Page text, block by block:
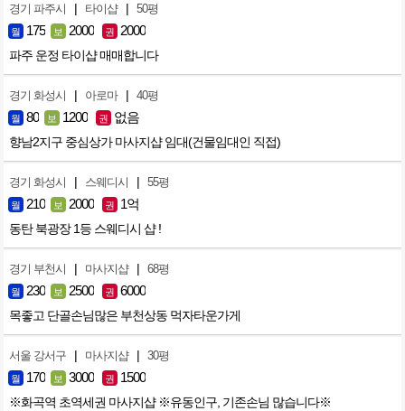
경기 파주시 | 타이샵 | 50평
월 175 보 2000 권 2000
파주 운정 타이샵 매매합니다
경기 화성시 | 아로마 | 40평
월 80 보 1200 권 없음
향남2지구 중심상가 마사지샵 임대(건물임대인 직접)
경기 화성시 | 스웨디시 | 55평
월 210 보 2000 권 1억
동탄 북광장 1등 스웨디시 샵 !
경기 부천시 | 마사지샵 | 68평
월 230 보 2500 권 6000
목좋고 단골손님많은 부천상동 먹자타운가게
서울 강서구 | 마사지샵 | 30평
월 170 보 3000 권 1500
※화곡역 초역세권 마사지샵 ※유동인구, 기존손님 많습니다※